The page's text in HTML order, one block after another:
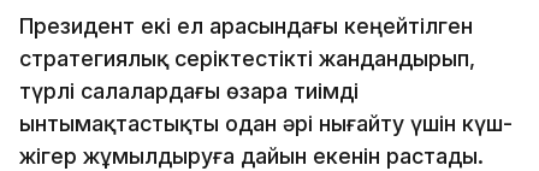
Президент екі ел арасындағы кеңейтілген
стратегиялық серіктестікті жандандырып,
түрлі салалардағы өзара тиімді
ынтымақтастықты одан әрі нығайту үшін күш-
жігер жұмылдыруға дайын екенін растады.